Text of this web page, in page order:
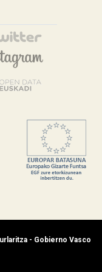
- Gobierno Vasco